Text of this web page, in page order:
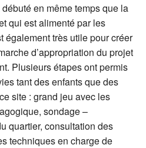
en même temps que la
qui est alimenté par les
également très utile pour créer
d’appropriation du projet
Plusieurs étapes ont permis
tant des enfants que des
site : grand jeu avec les
sondage –
quartier, consultation des
techniques en charge de